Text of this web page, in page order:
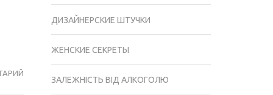
ДИЗАЙНЕРСКИЕ ШТУЧКИ
ЖЕНСКИЕ СЕКРЕТЫ
ЗАЛЕЖНІСТЬ ВІД АЛКОГОЛЮ